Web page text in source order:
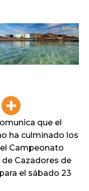
que el
ha culminado los
Campeonato
de Cazadores de
el sábado 23